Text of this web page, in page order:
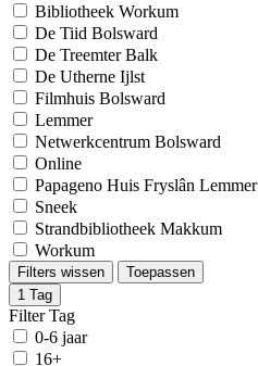
Bibliotheek Workum
De Tiid Bolsward
De Treemter Balk
De Utherne Ijlst
Filmhuis Bolsward
Lemmer
Netwerkcentrum Bolsward
Online
Papageno Huis Fryslân Lemmer
Sneek
Strandbibliotheek Makkum
Workum
Filters wissen
Toepassen
1 Tag
Filter Tag
0-6 jaar
16+